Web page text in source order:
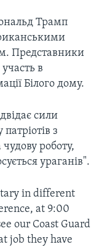
Трамп
Представники
в
Білого дому.
сили
з
роботу,
ураганів".
in different
at 9:00
our Coast Guard
job they have